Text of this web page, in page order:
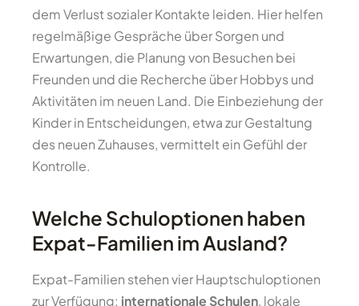
dem Verlust sozialer Kontakte leiden. Hier helfen
regelmäßige Gespräche über Sorgen und
Erwartungen, die Planung von Besuchen bei
Freunden und die Recherche über Hobbys und
Aktivitäten im neuen Land. Die Einbeziehung der
Kinder in Entscheidungen, etwa zur Gestaltung
des neuen Zuhauses, vermittelt ein Gefühl der
Kontrolle.
Welche Schuloptionen haben
Expat-Familien im Ausland?
Expat-Familien stehen vier Hauptschuloptionen
zur Verfügung: internationale Schulen, lokale